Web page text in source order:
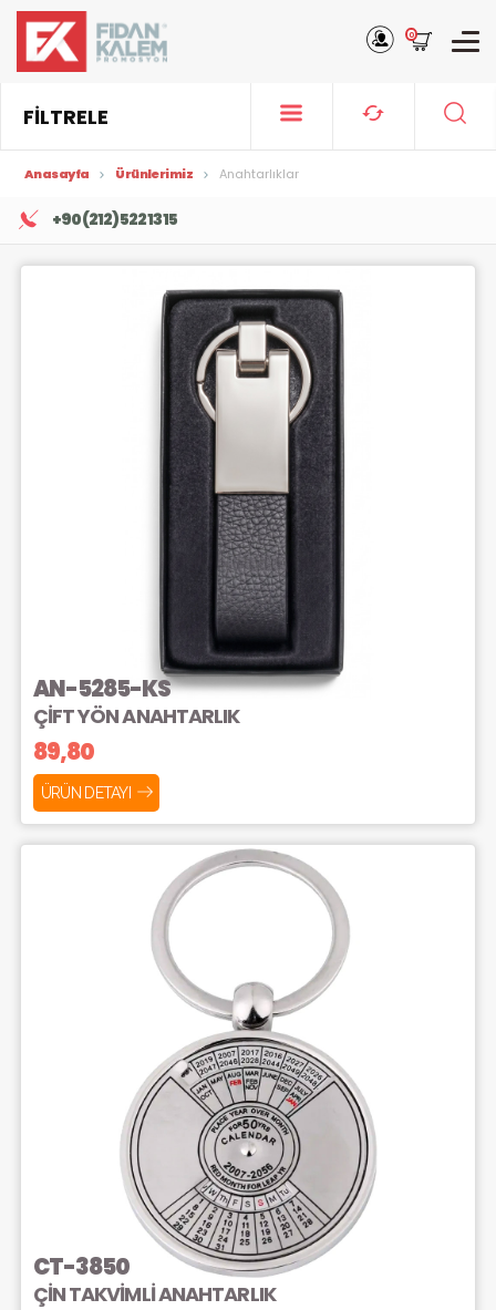
0
FİLTRELE
Anasayfa Ürünlerimiz Anahtarlıklar
+90 (212) 522 13 15
AN-5285-KS
ÇİFT YÖN ANAHTARLIK
89,80
ÜRÜN DETAYI
CT-3850
ÇİN TAKVİMLİ ANAHTARLIK